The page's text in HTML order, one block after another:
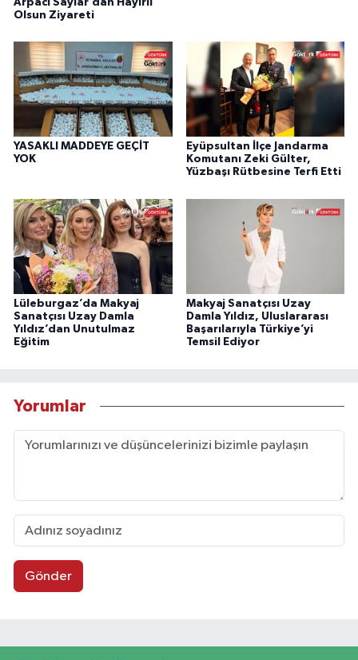
Olsun Ziyareti
YASAKLI MADDEYE GEÇİT
YOK
Eyüpsultan İlçe Jandarma
Komutanı Zeki Gülter,
Yüzbaşı Rütbesine Terfi Etti
Lüleburgaz’da Makyaj
Sanatçısı Uzay Damla
Yıldız’dan Unutulmaz
Eğitim
Makyaj Sanatçısı Uzay
Damla Yıldız, Uluslararası
Başarılarıyla Türkiye’yi
Temsil Ediyor
Yorumlar
Gönder